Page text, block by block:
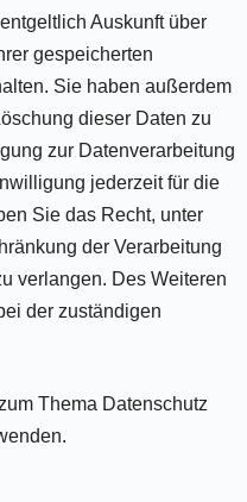
Auskunft über
gespeicherten
Sie haben außerdem
dieser Daten zu
zur Datenverarbeitung
jederzeit für die
Sie das Recht, unter
der Verarbeitung
verlangen. Des Weiteren
der zuständigen
Thema Datenschutz